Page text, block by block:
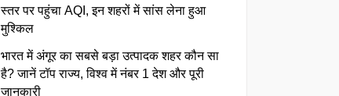
स्तर पर पहुंचा AQI, इन शहरों में सांस लेना हुआ
मुश्किल
भारत में अंगूर का सबसे बड़ा उत्पादक शहर कौन सा
है? जानें टॉप राज्य, विश्व में नंबर 1 देश और पूरी
जानकारी